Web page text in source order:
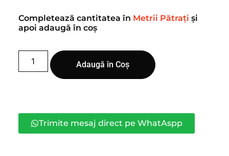
Completează cantitatea în Metrii Pătrați și
apoi adaugă în coș
Adaugă în Coș
Trimite mesaj direct pe WhatAspp